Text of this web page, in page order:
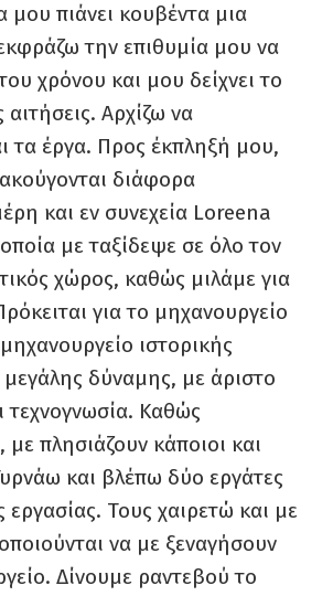
μου πιάνει κουβέντα μια
την επιθυμία μου να
χρόνου και μου δείχνει το
αιτήσεις. Αρχίζω να
τα έργα. Προς έκπληξή μου,
διάφορα
και εν συνεχεία Loreena
με ταξίδεψε σε όλο τον
χώρος, καθώς μιλάμε για
για το μηχανουργείο
ιστορικής
δύναμης, με άριστο
τεχνογνωσία. Καθώς
πλησιάζουν κάποιοι και
και βλέπω δύο εργάτες
εργασίας. Τους χαιρετώ και με
να με ξεναγήσουν
Δίνουμε ραντεβού το